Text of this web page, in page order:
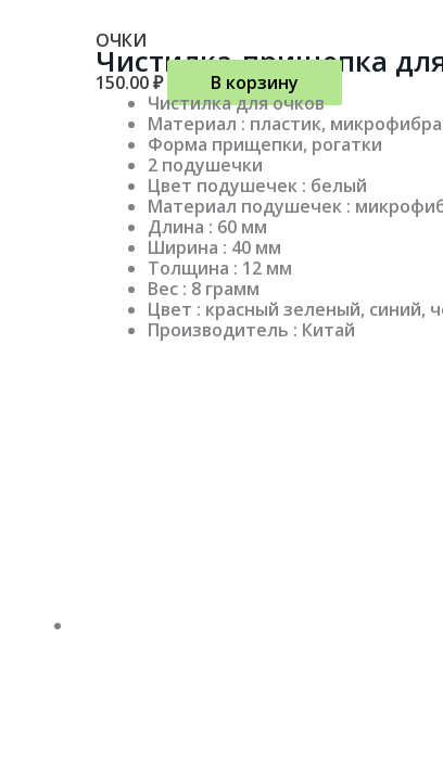
ОЧКИ
Чистилка-прищепка
150.00₽
В корзину
Чистилка для очков
Материал : пластик, микрофибра
Форма прищепки, рогатки
2 подушечки
Цвет подушечек : белый
Материал подушечек :
Длина : 60 мм
Ширина : 40 мм
Толщина : 12 мм
Вес : 8 грамм
Цвет : красный зеленый,
Производитель : Китай